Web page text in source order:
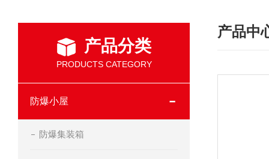
产品分类
PRODUCTS CATEGORY
防爆小屋
防爆集装箱
产品中